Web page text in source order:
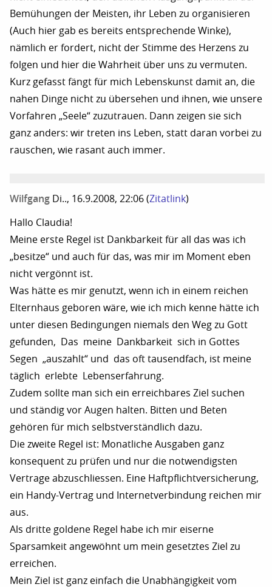
Bemühungen der Meisten, ihr Leben zu organisieren
(Auch hier gab es bereits entsprechende Winke),
nämlich er fordert, nicht der Stimme des Herzens zu
folgen und hier die Wahrheit über uns zu vermuten.
Kurz gefasst fängt für mich Lebenskunst damit an, die
nahen Dinge nicht zu übersehen und ihnen, wie unsere
Vorfahren „Seele“ zuzutrauen. Dann zeigen sie sich
ganz anders: wir treten ins Leben, statt daran vorbei zu
rauschen, wie rasant auch immer.
Wilfgang Di.., 16.9.2008, 22:06 (Zitatlink)
Hallo Claudia!
Meine erste Regel ist Dankbarkeit für all das was ich
„besitze“ und auch für das, was mir im Moment eben
nicht vergönnt ist.
Was hätte es mir genutzt, wenn ich in einem reichen
Elternhaus geboren wäre, wie ich mich kenne hätte ich
unter diesen Bedingungen niemals den Weg zu Gott
gefunden, Das meine Dankbarkeit sich in Gottes
Segen „auszahlt“ und das oft tausendfach, ist meine
täglich erlebte Lebenserfahrung.
Zudem sollte man sich ein erreichbares Ziel suchen
und ständig vor Augen halten. Bitten und Beten
gehören für mich selbstverständlich dazu.
Die zweite Regel ist: Monatliche Ausgaben ganz
konsequent zu prüfen und nur die notwendigsten
Vertrage abzuschliessen. Eine Haftpflichtversicherung,
ein Handy-Vertrag und Internetverbindung reichen mir
aus.
Als dritte goldene Regel habe ich mir eiserne
Sparsamkeit angewöhnt um mein gesetztes Ziel zu
erreichen.
Mein Ziel ist ganz einfach die Unabhängigkeit vom